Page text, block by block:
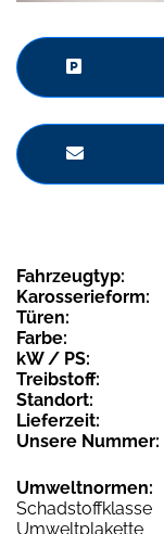
Fahrzeugtyp:
Karosserieform:
Türen:
Farbe:
kW / PS:
Treibstoff:
Standort:
Lieferzeit:
Unsere Nummer:
Umweltnormen:
Schadstoffklasse
Umweltplakette